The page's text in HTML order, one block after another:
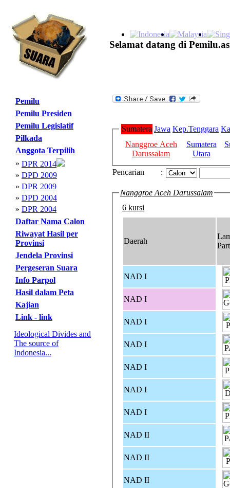
Selamat datang di
Pemilu
Pemilu Presiden
Pemilu Legislatif
Pilkada
Anggota Terpilih
» DPR 2014
» DPD 2009
» DPR 2009
» DPD 2004
» DPR 2004
Daftar Nama Calon
Riwayat Hasil per
Provinsi
Jendela Provinsi
Pergeseran Suara
Info Parpol
Hasil dalam Peta
Kajian
Link - link
Ideological Divides and
The source of
Indonesia...
Sumatera Jawa Kep.Tenggara
Nanggroe Aceh
Darussalam
Sumatera
Utara
Pencarian :
Nanggroe Aceh Darussalam
6 kursi
Daerah
NAD I
NAD I
NAD I
NAD I
NAD I
NAD I
NAD I
NAD II
NAD II
NAD II